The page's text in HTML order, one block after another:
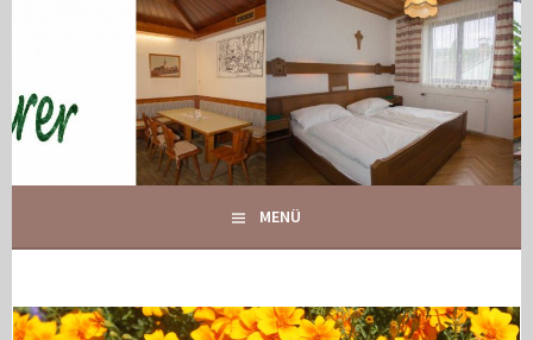
GASTHOF MAURER
IHR GASTHOF IN GLOGGNITZ
MENÜ